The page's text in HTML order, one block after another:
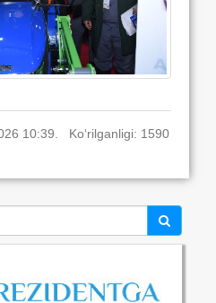
10:39. Ko‘rilganligi: 1590